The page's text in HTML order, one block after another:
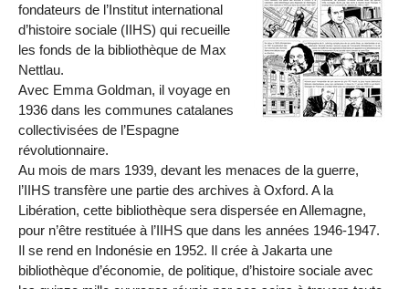
fondateurs de l’Institut international
d’histoire sociale (IIHS) qui recueille
les fonds de la bibliothèque de Max
Nettlau.
Avec Emma Goldman, il voyage en
1936 dans les communes catalanes
collectivisées de l’Espagne
révolutionnaire.
Au mois de mars 1939, devant les menaces de la guerre,
l’IIHS transfère une partie des archives à Oxford. A la
Libération, cette bibliothèque sera dispersée en Allemagne,
pour n’être restituée à l’IIHS que dans les années 1946-1947.
Il se rend en Indonésie en 1952. Il crée à Jakarta une
bibliothèque d’économie, de politique, d’histoire sociale avec